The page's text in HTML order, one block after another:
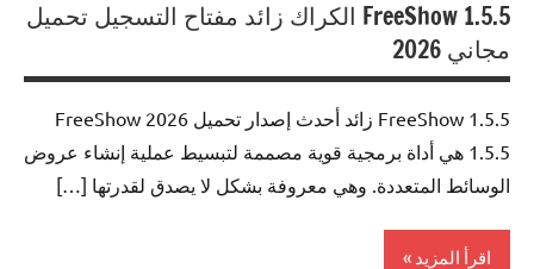
FreeShow 1.5.5 الكراك زائد مفتاح التسجيل تحميل
مجاني 2026
FreeShow 1.5.5 زائد أحدث إصدار تحميل 2026 FreeShow
1.5.5 هي أداة برمجية قوية مصممة لتبسيط عملية إنشاء عروض
الوسائط المتعددة. وهي معروفة بشكل لا يصدق لقدرتها […]
اقرأ المزيد